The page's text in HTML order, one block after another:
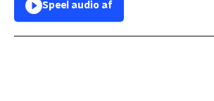
Speel audio af